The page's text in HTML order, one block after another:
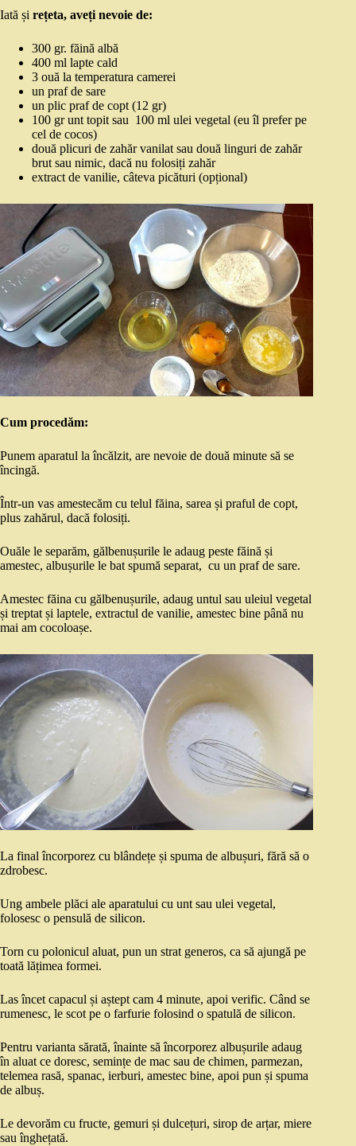
Iată și rețeta, aveți nevoie de:
300 gr. făină albă
400 ml lapte cald
3 ouă la temperatura camerei
un praf de sare
un plic praf de copt (12 gr)
100 gr unt topit sau 100 ml ulei vegetal (eu îl prefer pe
cel de cocos)
două plicuri de zahăr vanilat sau două linguri de zahăr
brut sau nimic, dacă nu folosiți zahăr
extract de vanilie, câteva picături (opțional)
Cum procedăm:
Punem aparatul la încălzit, are nevoie de două minute să se
încingă.
Într-un vas amestecăm cu telul făina, sarea și praful de copt,
plus zahărul, dacă folosiți.
Ouăle le separăm, gălbenușurile le adaug peste făină și
amestec, albușurile le bat spumă separat, cu un praf de sare.
Amestec făina cu gălbenușurile, adaug untul sau uleiul vegetal
și treptat și laptele, extractul de vanilie, amestec bine până nu
mai am cocoloașe.
La final încorporez cu blândețe și spuma de albușuri, fără să o
zdrobesc.
Ung ambele plăci ale aparatului cu unt sau ulei vegetal,
folosesc o pensulă de silicon.
Torn cu polonicul aluat, pun un strat generos, ca să ajungă pe
toată lățimea formei.
Las încet capacul și aștept cam 4 minute, apoi verific. Când se
rumenesc, le scot pe o farfurie folosind o spatulă de silicon.
Pentru varianta sărată, înainte să încorporez albușurile adaug
în aluat ce doresc, semințe de mac sau de chimen, parmezan,
telemea rasă, spanac, ierburi, amestec bine, apoi pun și spuma
de albuș.
Le devorăm cu fructe, gemuri și dulcețuri, sirop de arțar, miere
sau înghețată.